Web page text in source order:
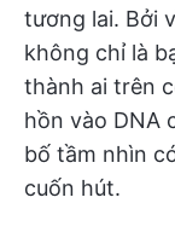
tương lai. Bởi
không chỉ là
thành ai trên
hồn vào DNA
bố tầm nhìn
cuốn hút.